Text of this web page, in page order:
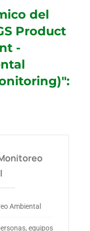
del
Product
-
Ambiental
equipos